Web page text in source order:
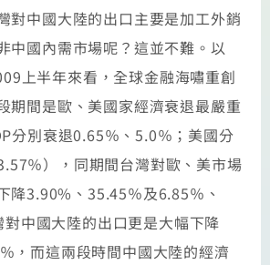
中國大陸的出口主要是加工外銷
中國內需市場呢？這並不難。以
上半年來看，全球金融海嘯重創
期間是歐、美國家經濟衰退最嚴重
分別衰退0.65％、5.0％；美國分
％），同期間台灣對歐、美市場
降3.90%、35.45％及6.85％、
中國大陸的出口更是大幅下降
，而這兩段時間中國大陸的經濟